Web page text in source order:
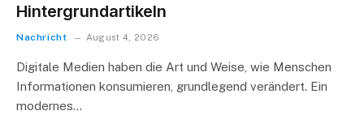
Hintergrundartikeln
Nachricht August 4, 2026
Digitale Medien haben die Art und Weise, wie Menschen
Informationen konsumieren, grundlegend verändert. Ein
modernes…